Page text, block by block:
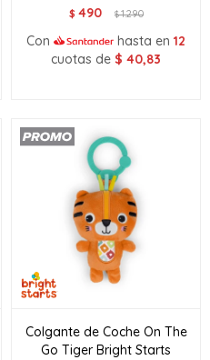
$ 490 $1.290
Con hasta en 12
cuotas de $ 40,83
Colgante de Coche On The
Go Tiger Bright Starts